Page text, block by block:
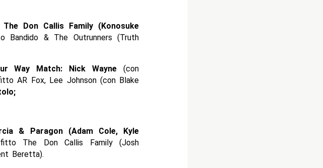
Don Callis Family (Konosuke
Bandido & The Outrunners (Truth
Way Match: Nick Wayne (con
AR Fox, Lee Johnson (con Blake
& Paragon (Adam Cole, Kyle
The Don Callis Family (Josh
Beretta).